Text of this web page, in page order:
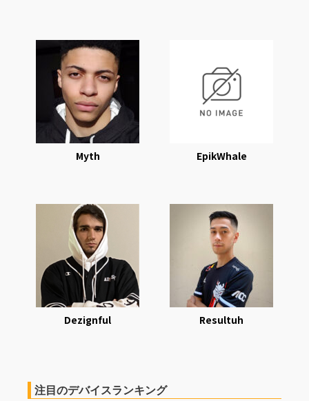
Myth EpikWhale
Dezignful Resultuh
注目のデバイスランキング